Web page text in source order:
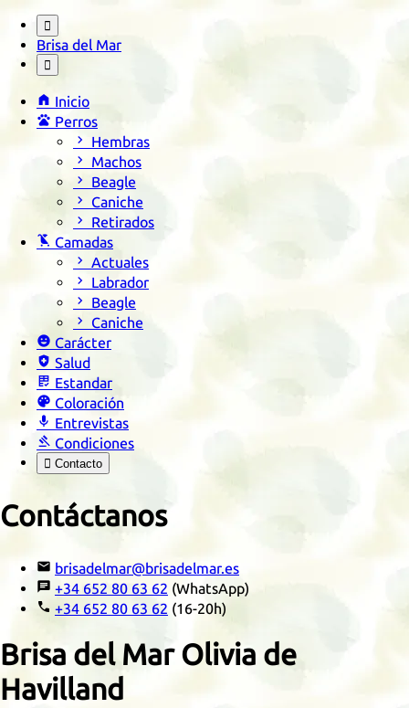

Brisa del Mar

 Inicio
 Perros
 Hembras
 Machos
 Beagle
 Caniche
 Retirados
 Camadas
 Actuales
 Labrador
 Beagle
 Caniche
 Carácter
 Salud
 Estandar
 Coloración
 Entrevistas
 Condiciones
 Contacto
Contáctanos
 brisadelmar@brisadelmar.es
 +34 652 80 63 62 (WhatsApp)
 +34 652 80 63 62 (16-20h)
Brisa del Mar Olivia de
Havilland